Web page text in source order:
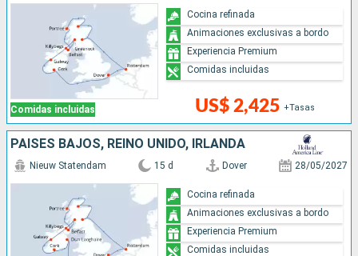
Comidas incluidas US$ 2,425 +Tasas
Cocina refinada
Animaciones exclusivas a bordo
Experiencia Premium
Comidas incluidas
PAISES BAJOS, REINO UNIDO, IRLANDA
Nieuw Statendam 15 d Dover 28/05/2027
Cocina refinada
Animaciones exclusivas a bordo
Experiencia Premium
Comidas incluidas